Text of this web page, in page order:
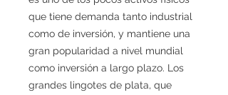
que tiene demanda tanto industrial
como de inversión, y mantiene una
gran popularidad a nivel mundial
como inversión a largo plazo. Los
grandes lingotes de plata, que